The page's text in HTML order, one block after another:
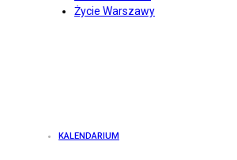
Życie Warszawy
KALENDARIUM